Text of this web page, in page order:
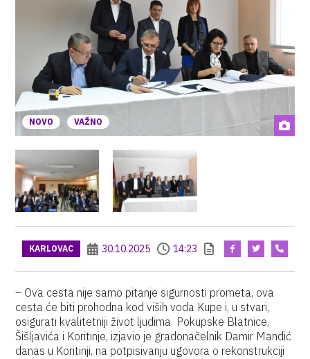
NOVO VAŽNO
KARLOVAC 30.10.2025 14:23
– Ova cesta nije samo pitanje sigurnosti prometa, ova
cesta će biti prohodna kod viših voda Kupe i, u stvari,
osigurati kvalitetniji život ljudima Pokupske Blatnice,
Šišljavića i Koritinje, izjavio je gradonačelnik Damir Mandić
danas u Koritinji, na potpisivanju ugovora o rekonstrukciji